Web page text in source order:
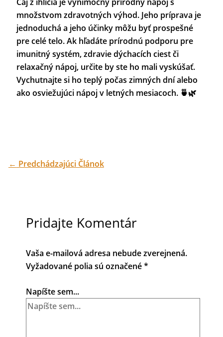
množstvom zdravotných výhod. Jeho príprava je
jednoduchá a jeho účinky môžu byť prospešné
pre celé telo. Ak hľadáte prírodnú podporu pre
imunitný systém, zdravie dýchacích ciest či
relaxačný nápoj, určite by ste ho mali vyskúšať.
Vychutnajte si ho teplý počas zimných dní alebo
ako osviežujúci nápoj v letných mesiacoch. 🍵🌿
← Predchádzajúci Článok
Pridajte Komentár
Vaša e-mailová adresa nebude zverejnená.
Vyžadované polia sú označené*
Napíšte sem...